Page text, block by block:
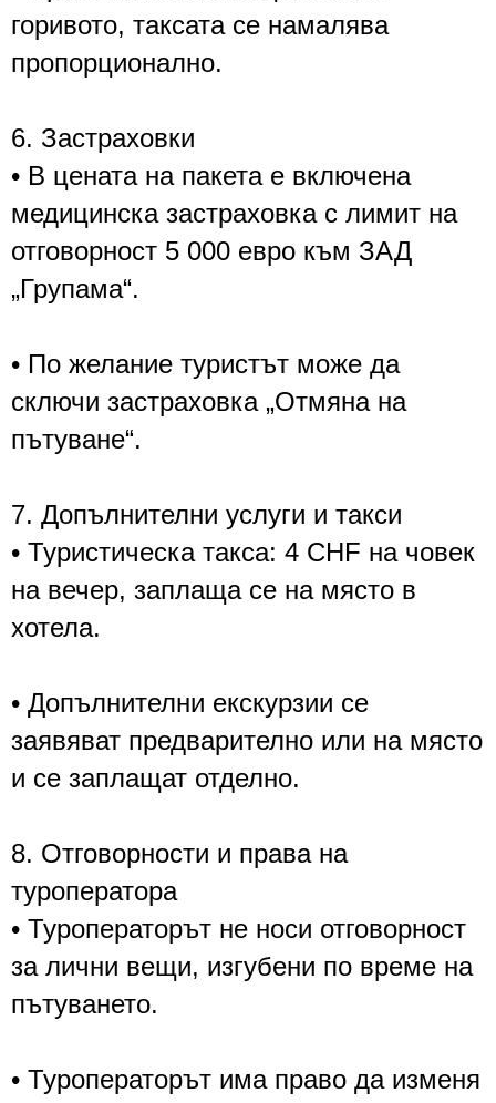
горивото, таксата се намалява
пропорционално.
6. Застраховки
• В цената на пакета е включена
медицинска застраховка с лимит на
отговорност 5 000 евро към ЗАД
„Групама“.
• По желание туристът може да
сключи застраховка „Отмяна на
пътуване“.
7. Допълнителни услуги и такси
• Туристическа такса: 4 CHF на човек
на вечер, заплаща се на място в
хотела.
• Допълнителни екскурзии се
заявяват предварително или на място
и се заплащат отделно.
8. Отговорности и права на
туроператора
• Туроператорът не носи отговорност
за лични вещи, изгубени по време на
пътуването.
• Туроператорът има право да изменя